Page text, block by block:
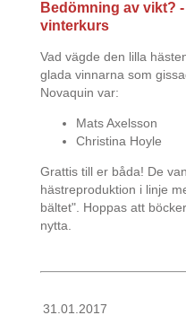
Bedömning av vikt?
vinterkurs
Vad vägde den lilla
glada vinnarna som
Novaquin var:
Mats Axelsson
Christina Hoyle
Grattis till er båda! De
hästreproduktion i linje
bältet". Hoppas att
nytta.
31.01.2017